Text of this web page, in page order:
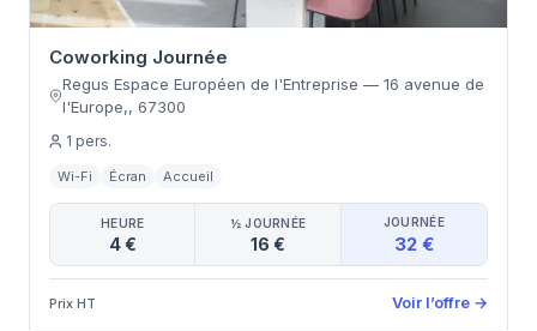
Coworking Journée
Regus Espace Européen de l'Entreprise — 16 avenue de
l'Europe,, 67300
1 pers.
Wi-Fi Écran Accueil
HEURE
4 €
½ JOURNÉE
16 €
JOURNÉE
32 €
Prix HT Voir l’offre →